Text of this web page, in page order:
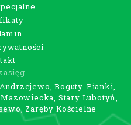
Boguty-Pianki,
Stary Lubotyń,
Zaręby Kościelne